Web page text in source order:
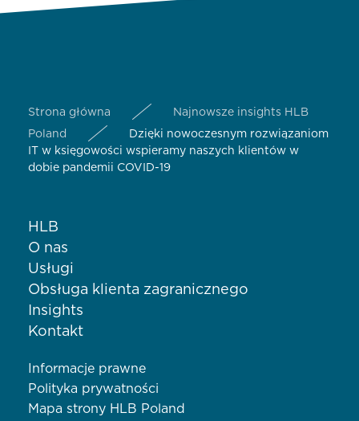
Strona główna
Najnowsze insights HLB
Poland
Dzięki nowoczesnym rozwiązaniom
IT w księgowości wspieramy naszych klientów w
dobie pandemii COVID-19
HLB
O nas
Usługi
Obsługa klienta zagranicznego
Insights
Kontakt
Informacje prawne
Polityka prywatności
Mapa strony HLB Poland